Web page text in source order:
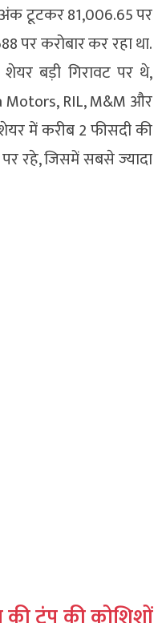
टूटकर 81,006.65 पर
पर करोबार कर रहा था.
बड़ी गिरावट पर थे,
Motors, RIL, M&M और
में करीब 2 फीसदी की
रहे, जिसमें सबसे ज्‍यादा